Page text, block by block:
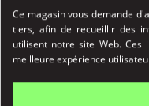
0 mg : pas de
3 mg : Dosage
Ce magasin vous demande
tiers, afin de recueillir des
utilisent notre site Web. Ces
meilleure expérience